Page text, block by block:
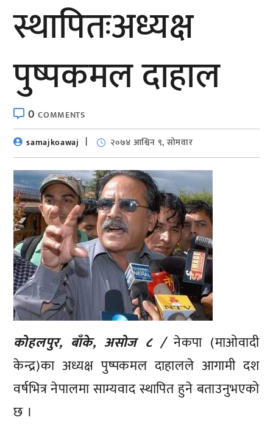
स्थापितःअध्यक्ष
पुष्पकमल दाहाल
0COMMENTS
samajkoawaj
२०७४ आश्विन ९, सोमवार
कोहलपुर, बाँके, असोज ८ /नेकपा (माओवादी
केन्द्र)का अध्यक्ष पुष्पकमल दाहालले आगामी दश
वर्षभित्र नेपालमा साम्यवाद स्थापित हुने बताउनुभएको
छ ।